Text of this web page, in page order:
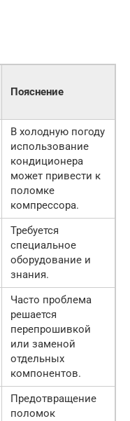
Пояснение
В холодную погоду
использование
кондиционера
может привести к
поломке
компрессора.
Требуется
специальное
оборудование и
знания.
Часто проблема
решается
перепрошивкой
или заменой
отдельных
компонентов.
Предотвращение
поломок